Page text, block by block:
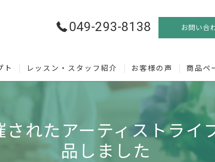
049-293-8138 お問い合
ト
ばれる理由
レッスン・スタッフ紹介 お客様の声 商品ペ
れたアーティストライ
品しました